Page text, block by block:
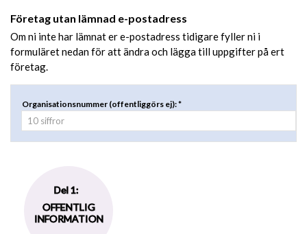
Företag utan lämnad e-postadress
Om ni inte har lämnat er e-postadress tidigare fyller ni i
formuläret nedan för att ändra och lägga till uppgifter på ert
företag.
Organisationsnummer (offentliggörs ej): *
Del 1:
OFFENTLIG
INFORMATION